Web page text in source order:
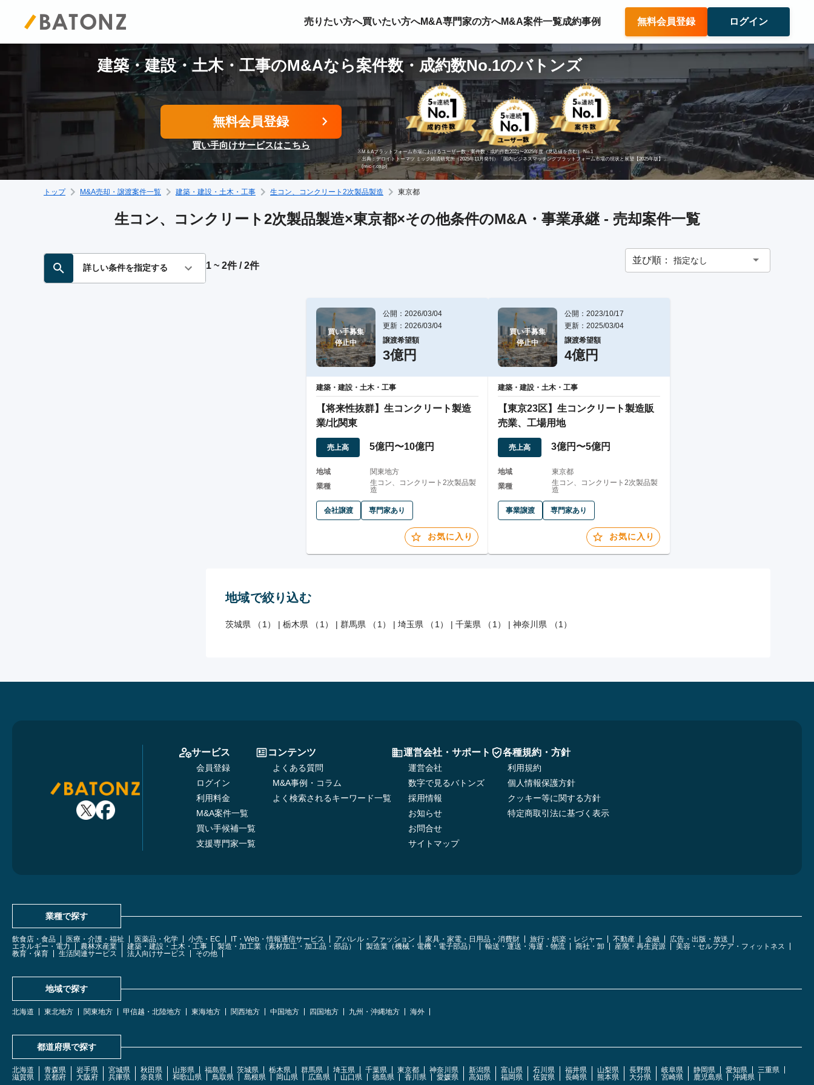
売りたい方へ買いたい方へM&A専門家の方へM&A案件一覧成約事例 無料会員登録 ログイン
建築・建設・土木・工事のM&Aなら案件数・成約数No.1のバトンズ
無料会員登録
買い手向けサービスはこちら
※M＆Aプラットフォーム市場におけるユーザー数・案件数・成約件数2021〜2025年度（見込値を含む） No.1
出典：デロイトトーマツ ミック経済研究所（2025年11月発刊）「国内ビジネスマッチングプラットフォーム市場の現状と展望【2025年版】」
(mic-r.co.jp)
トップ M&A売却・譲渡案件一覧 建築・建設・土木・工事 生コン、コンクリート2次製品製造 東京都
生コン、コンクリート2次製品製造×東京都×その他条件のM&A・事業承継 - 売却案件一覧
詳しい条件を指定する 1 ~ 2件 / 2件
並び順： 指定なし
買い手募集
停止中
公開：2026/03/04
更新：2026/03/04
譲渡希望額
3億円
建築・建設・土木・工事
【将来性抜群】生コンクリート製造
業/北関東
売上高 5億円〜10億円
地域
関東地方
業種
生コン、コンクリート2次製品製
造
会社譲渡 専門家あり
お気に入り
買い手募集
停止中
公開：2023/10/17
更新：2025/03/04
譲渡希望額
4億円
建築・建設・土木・工事
【東京23区】生コンクリート製造販
売業、工場用地
売上高 3億円〜5億円
地域
東京都
業種
生コン、コンクリート2次製品製
造
事業譲渡 専門家あり
お気に入り
地域で絞り込む
茨城県 （1） |栃木県 （1） |群馬県 （1） |埼玉県 （1） |千葉県 （1） |神奈川県 （1）
サービス
会員登録
ログイン
利用料金
M&A案件一覧
買い手候補一覧
支援専門家一覧
コンテンツ
よくある質問
M&A事例・コラム
よく検索されるキーワード一覧
運営会社・サポート
運営会社
数字で見るバトンズ
採用情報
お知らせ
お問合せ
サイトマップ
各種規約・方針
利用規約
個人情報保護方針
クッキー等に関する方針
特定商取引法に基づく表示
業種で探す
飲食店・食品 医療・介護・福祉 医薬品・化学 小売・EC IT・Web・情報通信サービス アパレル・ファッション 家具・家電・日用品・消費財 旅行・娯楽・レジャー 不動産 金融
広告・出版・放送
エネルギー・電力
農林水産業 建築・建設・土木・工事 製造・加工業（素材加工・加工品・部品） 製造業（機械・電機・電子部品） 輸送・運送・海運・物流 商社・卸 産廃・再生資源
美容・セルフケア・フィットネス
教育・保育
生活関連サービス 法人向けサービス その他
地域で探す
北海道 東北地方 関東地方 甲信越・北陸地方 東海地方 関西地方 中国地方 四国地方 九州・沖縄地方 海外
都道府県で探す
北海道 青森県 岩手県 宮城県 秋田県 山形県 福島県 茨城県 栃木県 群馬県 埼玉県 千葉県 東京都 神奈川県 新潟県 富山県 石川県 福井県 山梨県 長野県 岐阜県 静岡県 愛知県
三重県
滋賀県
京都府 大阪府 兵庫県 奈良県 和歌山県 鳥取県 島根県 岡山県 広島県 山口県 徳島県 香川県 愛媛県 高知県 福岡県 佐賀県 長崎県 熊本県 大分県 宮崎県 鹿児島県 沖縄県